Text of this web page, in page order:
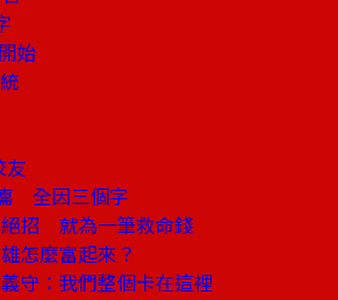
始
友
全因三個字
招 就為一筆救命錢
怎麼富起來？
守：我們整個卡在這裡